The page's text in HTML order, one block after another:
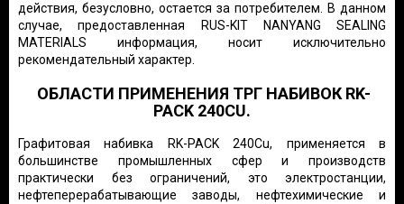
действия, безусловно, остается за потребителем. В данном
случае, предоставленная RUS-KIT NANYANG SEALING
MATERIALS информация, носит исключительно
рекомендательный характер.
ОБЛАСТИ ПРИМЕНЕНИЯ ТРГ НАБИВОК RK-
PACK 240CU.
Графитовая набивка RK-PACK 240Cu, применяется в
большинстве промышленных сфер и производств
практически без ограничений, это электростанции,
нефтеперерабатывающие заводы, нефтехимические и